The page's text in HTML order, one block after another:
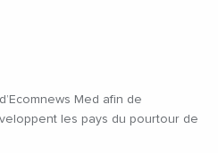
Med afin de
les pays du pourtour de